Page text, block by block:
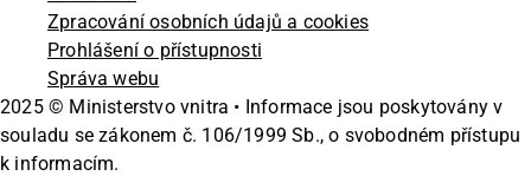
Zpracování osobních údajů a cookies
Prohlášení o přístupnosti
Správa webu
2025 © Ministerstvo vnitra • Informace jsou poskytovány v
souladu se zákonem č. 106/1999 Sb., o svobodném přístupu
k informacím.